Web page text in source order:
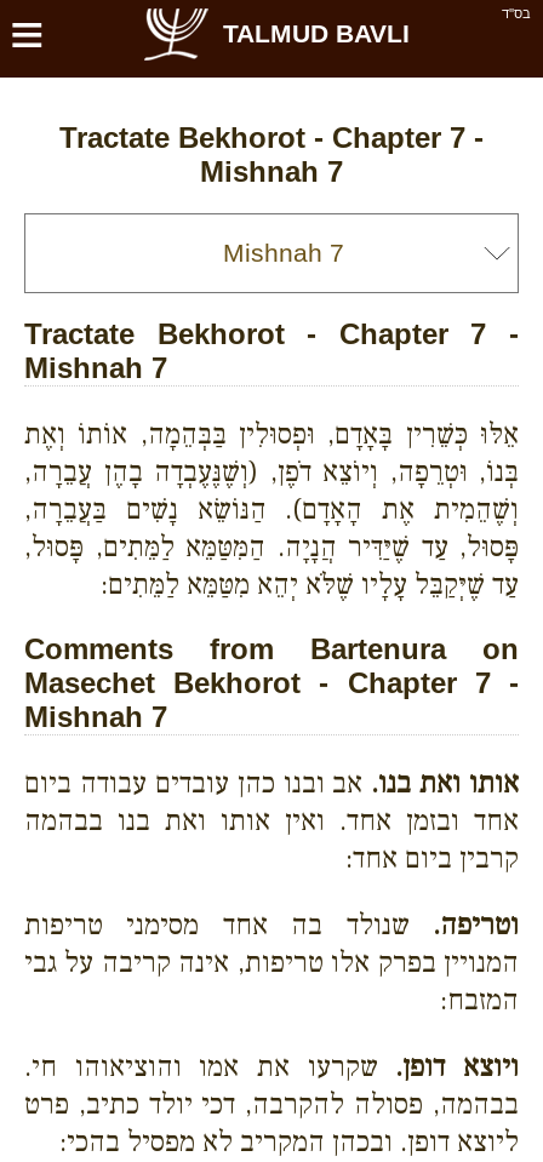
בס''ד ≡ TALMUD BAVLI
Tractate Bekhorot - Chapter 7 -
Mishnah 7
Tractate Bekhorot - Chapter 7 -
Mishnah 7
אֵלּוּ כְּשֵׁרִין בָּאָדָם, וּפְסוּלִין בַּבְּהֵמָה, אוֹתוֹ וְאֶת
בְּנוֹ, וּטְרֵפָה, וְיוֹצֵא דֹפֶן, (וְשֶׁנֶּעֶבְדָה בָהֶן עֲבֵרָה,
וְשֶׁהֵמִית אֶת הָאָדָם). הַנּוֹשֵׂא נָשִׁים בַּעֲבֵרָה,
פָּסוּל, עַד שֶׁיַּדִּיר הֲנָיָה. הַמִּטַּמֵּא לַמֵּתִים, פָּסוּל,
עַד שֶׁיְּקַבֵּל עָלָיו שֶׁלֹּא יְהֵא מִטַּמֵּא לַמֵּתִים:
Comments from Bartenura on
Masechet Bekhorot - Chapter 7 -
Mishnah 7
אותו ואת בנו. אב ובנו כהן עובדים עבודה ביום
אחד ובזמן אחד. ואין אותו ואת בנו בבהמה
קרבין ביום אחד:
וטריפה. שנולד בה אחד מסימני טריפות
המנויין בפרק אלו טריפות, אינה קריבה על גבי
המזבח:
ויוצא דופן. שקרעו את אמו והוציאוהו חי.
בבהמה, פסולה להקרבה, דכי יולד כתיב, פרט
ליוצא דופן. ובכהן המקריב לא מפסיל בהכי: